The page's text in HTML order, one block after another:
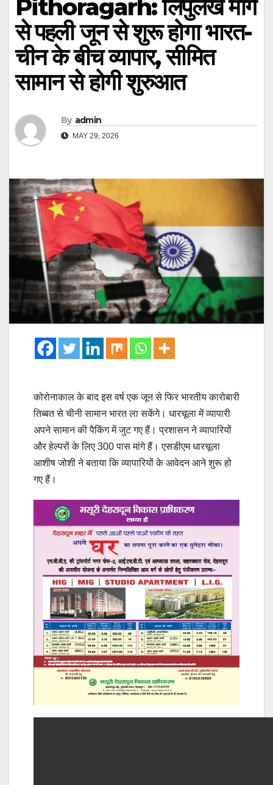
Pithoragarh: लिपुलेख मार्ग
से पहली जून से शुरू होगा भारत-
चीन के बीच व्यापार, सीमित
सामान से होगी शुरुआत
By admin
MAY 29, 2026
कोरोनाकाल के बाद इस वर्ष एक जून से फिर भारतीय कारोबारी
तिब्बत से चीनी सामान भारत ला सकेंगे। धारचूला में व्यापारी
अपने सामान की पैकिंग में जुट गए हैं। प्रशासन ने व्यापारियों
और हेल्परों के लिए 300 पास मांगे हैं। एसडीएम धारचूला
आशीष जोशी ने बताया कि व्यापारियों के आवेदन आने शुरू हो
गए हैं।